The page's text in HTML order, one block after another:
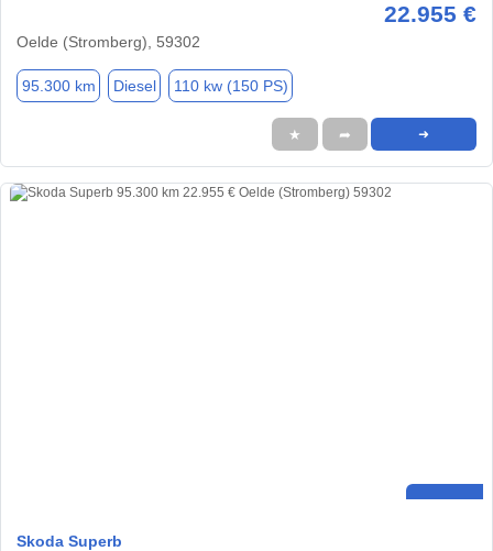
22.955 €
Oelde (Stromberg), 59302
95.300 km Diesel 110 kw (150 PS)
★ ➦ ➜
Skoda Superb